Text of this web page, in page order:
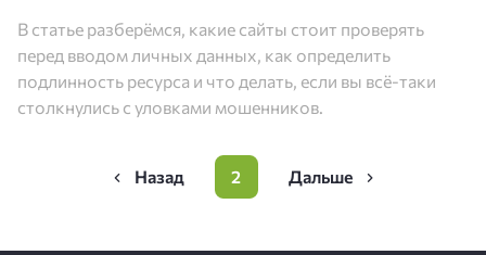
В статье разберёмся, какие сайты стоит проверять
перед вводом личных данных, как определить
подлинность ресурса и что делать, если вы всё-таки
столкнулись с уловками мошенников.
Нумерация
ПредыдущаяPage
2
Следующая